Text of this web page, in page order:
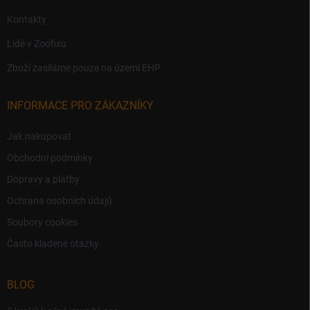
Kontakty
Lidé v Zoofixu
Zboží zasíláme pouze na území EHP
INFORMACE PRO ZÁKAZNÍKY
Jak nakupovat
Obchodní podmínky
Dopravy a platby
Ochrana osobních údajů
Soubory cookies
Často kladené otázky
BLOG